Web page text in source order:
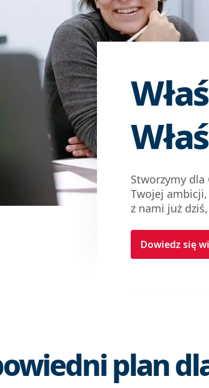
Stworzymy
Twojej
z nami już
Dowiedz się
plan